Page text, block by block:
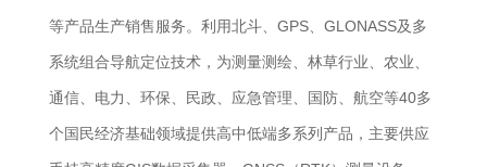
等产品生产销售服务。利用北斗、GPS、GLONASS及多
系统组合导航定位技术，为测量测绘、林草行业、农业、
通信、电力、环保、民政、应急管理、国防、航空等40多
个国民经济基础领域提供高中低端多系列产品，主要供应